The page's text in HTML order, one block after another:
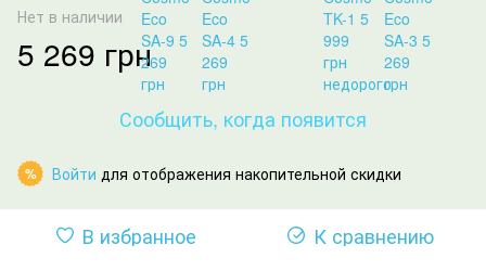
Нет в наличии
5 269 грн
Сообщить, когда появится
% Войти для отображения накопительной скидки
В избранное К сравнению